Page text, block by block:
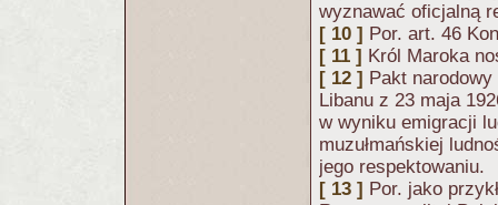
wyznawać oficjalną
[ 10 ] Por. art. 46
[ 11 ] Król Maroka
[ 12 ] Pakt
Libanu z 23 maja
w wyniku emigracji
muzułmańskiej
jego respektowaniu.
[ 13 ] Por. jako